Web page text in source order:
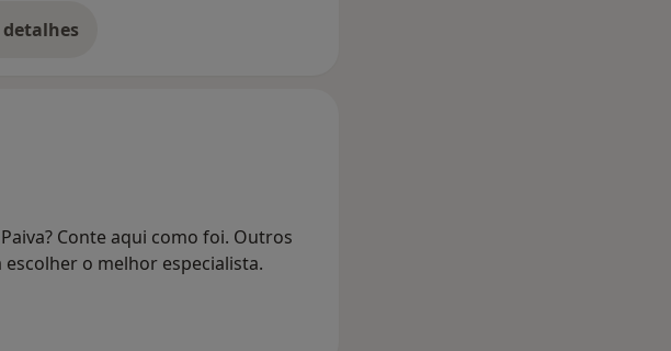
o endereço
Conte aqui como foi. Outros
o melhor especialista.